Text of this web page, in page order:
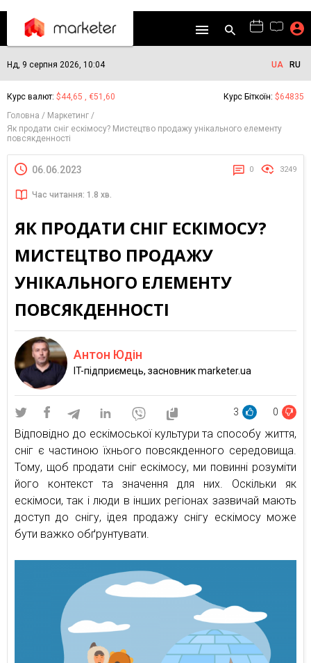
Нд, 9 серпня 2026, 10:04 UA RU
Курс валют: $44,65 , €51,60 Курс Біткоїн: $64835
Головна
Маркетинг
Як продати сніг ескімосу? Мистецтво продажу унікального елементу
повсякденності
06.06.2023 0 3249
Час читання: 1.8 хв.
ЯК ПРОДАТИ СНІГ ЕСКІМОСУ?
МИСТЕЦТВО ПРОДАЖУ
УНІКАЛЬНОГО ЕЛЕМЕНТУ
ПОВСЯКДЕННОСТІ
Антон Юдін
IT-підприємець, засновник marketer.ua
3 0
Відповідно до ескімоської культури та способу життя,
сніг є частиною їхнього повсякденного середовища.
Тому, щоб продати сніг ескімосу, ми повинні розуміти
його контекст та значення для них. Оскільки як
ескімоси, так і люди в інших регіонах зазвичай мають
доступ до снігу, ідея продажу снігу ескімосу може
бути важко обґрунтувати.